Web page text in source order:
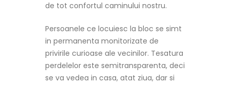
de tot confortul caminului nostru.
Persoanele ce locuiesc la bloc se simt
in permanenta monitorizate de
privirile curioase ale vecinilor. Tesatura
perdelelor este semitransparenta, deci
se va vedea in casa, atat ziua, dar si